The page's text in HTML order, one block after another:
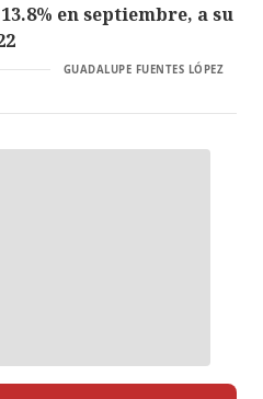
en septiembre, a su
GUADALUPE FUENTES LÓPEZ